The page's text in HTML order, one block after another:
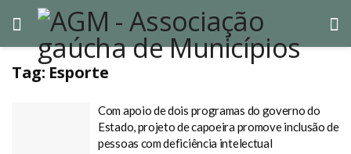
Tag: Esporte
Com apoio de dois programas do governo do
Estado, projeto de capoeira promove inclusão de
pessoas com deficiência intelectual